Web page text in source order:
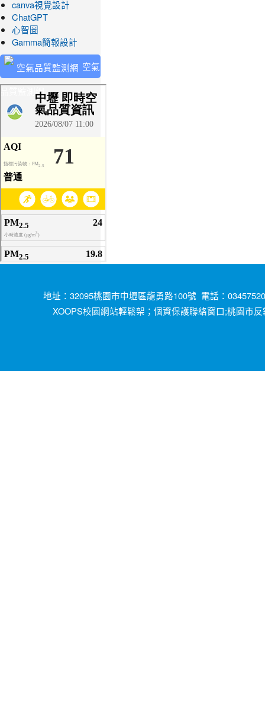
canva視覺設計
ChatGPT
心智圖
Gamma簡報設計
空氣
品質監測網
地址：32095桃園市中壢區龍勇路100號 電話：
XOOPS校園網站輕鬆架； 個資保護聯絡窗口 ;桃園市